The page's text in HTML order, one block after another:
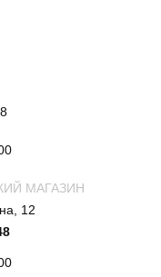
МАГАЗИН
12